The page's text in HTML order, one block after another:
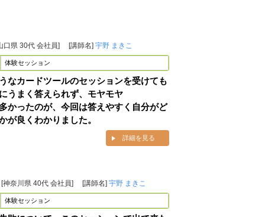
口県 30代 会社員] [講師名] 宇野 まきこ
体験セッション
なカードツールのセッションを受けても
うまく答えられず、モヤモヤ
かったのが、今回は答えやすく自分がど
が良くわかりました。
詳細を見る
[神奈川県 40代 会社員] [講師名] 宇野 まきこ
体験セッション